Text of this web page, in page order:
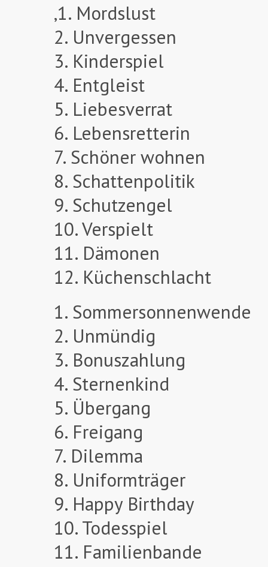
‚1. Mordslust
2. Unvergessen
3. Kinderspiel
4. Entgleist
5. Liebesverrat
6. Lebensretterin
7. Schöner wohnen
8. Schattenpolitik
9. Schutzengel
10. Verspielt
11. Dämonen
12. Küchenschlacht
1. Sommersonnenwende
2. Unmündig
3. Bonuszahlung
4. Sternenkind
5. Übergang
6. Freigang
7. Dilemma
8. Uniformträger
9. Happy Birthday
10. Todesspiel
11. Familienbande